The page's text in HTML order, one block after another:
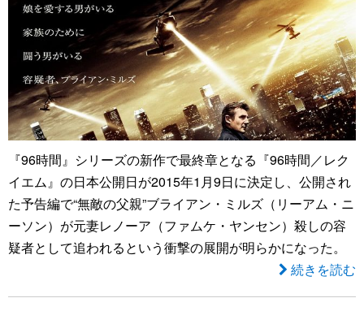
『96時間』シリーズの新作で最終章となる『96時間／レク
イエム』の日本公開日が2015年1月9日に決定し、公開され
た予告編で“無敵の父親”ブライアン・ミルズ（リーアム・ニ
ーソン）が元妻レノーア（ファムケ・ヤンセン）殺しの容
疑者として追われるという衝撃の展開が明らかになった。
続きを読む